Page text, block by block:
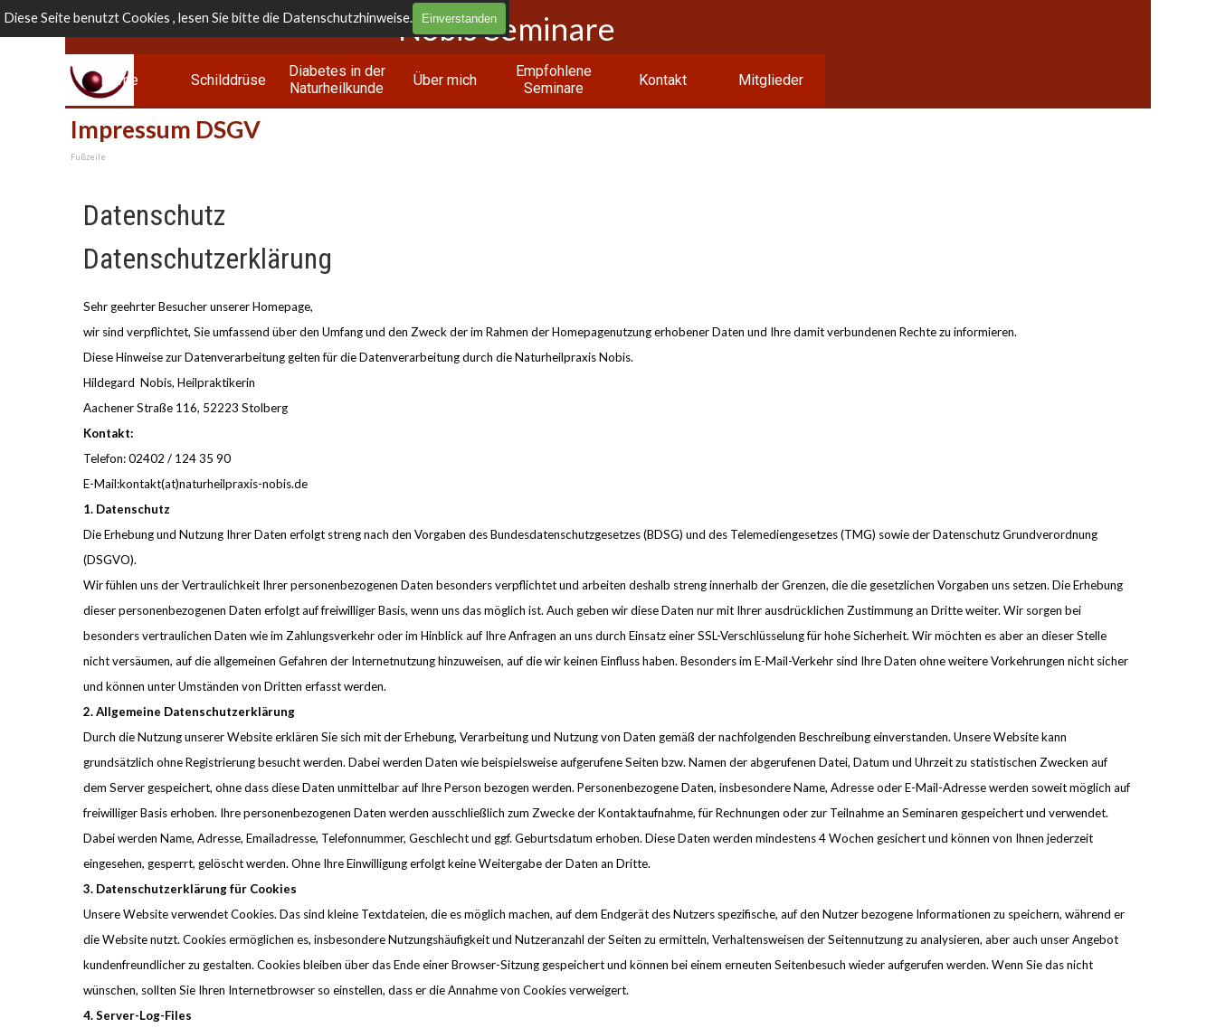
Diese Seite benutzt Cookies , lesen Sie bitte die Datenschutzhinweise. Einverstanden
Nobis Seminare
Menü überspringen
Home Schilddrüse
Diabetes in der
Naturheilkunde
Über mich
Empfohlene
Seminare
Kontakt Mitglieder
Impressum DSGV
Fußzeile
Datenschutz
Datenschutzerklärung
Sehr geehrter Besucher unserer Homepage,
wir sind verpflichtet, Sie umfassend über den Umfang und den Zweck der im Rahmen der Homepagenutzung erhobener Daten und Ihre damit verbundenen Rechte zu informieren.
Diese Hinweise zur Datenverarbeitung gelten für die Datenverarbeitung durch die Naturheilpraxis Nobis.
Hildegard Nobis, Heilpraktikerin
Aachener Straße 116, 52223 Stolberg
Kontakt:
Telefon: 02402 / 124 35 90
E-Mail:kontakt(at)naturheilpraxis-nobis.de
1. Datenschutz
Die Erhebung und Nutzung Ihrer Daten erfolgt streng nach den Vorgaben des Bundesdatenschutzgesetzes (BDSG) und des Telemediengesetzes (TMG) sowie der Datenschutz Grundverordnung
(DSGVO).
Wir fühlen uns der Vertraulichkeit Ihrer personenbezogenen Daten besonders verpflichtet und arbeiten deshalb streng innerhalb der Grenzen, die die gesetzlichen Vorgaben uns setzen. Die Erhebung
dieser personenbezogenen Daten erfolgt auf freiwilliger Basis, wenn uns das möglich ist. Auch geben wir diese Daten nur mit Ihrer ausdrücklichen Zustimmung an Dritte weiter. Wir sorgen bei
besonders vertraulichen Daten wie im Zahlungsverkehr oder im Hinblick auf Ihre Anfragen an uns durch Einsatz einer SSL-Verschlüsselung für hohe Sicherheit. Wir möchten es aber an dieser Stelle
nicht versäumen, auf die allgemeinen Gefahren der Internetnutzung hinzuweisen, auf die wir keinen Einfluss haben. Besonders im E-Mail-Verkehr sind Ihre Daten ohne weitere Vorkehrungen nicht sicher
und können unter Umständen von Dritten erfasst werden.
2. Allgemeine Datenschutzerklärung
Durch die Nutzung unserer Website erklären Sie sich mit der Erhebung, Verarbeitung und Nutzung von Daten gemäß der nachfolgenden Beschreibung einverstanden. Unsere Website kann
grundsätzlich ohne Registrierung besucht werden. Dabei werden Daten wie beispielsweise aufgerufene Seiten bzw. Namen der abgerufenen Datei, Datum und Uhrzeit zu statistischen Zwecken auf
dem Server gespeichert, ohne dass diese Daten unmittelbar auf Ihre Person bezogen werden. Personenbezogene Daten, insbesondere Name, Adresse oder E-Mail-Adresse werden soweit möglich auf
freiwilliger Basis erhoben. Ihre personenbezogenen Daten werden ausschließlich zum Zwecke der Kontaktaufnahme, für Rechnungen oder zur Teilnahme an Seminaren gespeichert und verwendet.
Dabei werden Name, Adresse, Emailadresse, Telefonnummer, Geschlecht und ggf. Geburtsdatum erhoben. Diese Daten werden mindestens 4 Wochen gesichert und können von Ihnen jederzeit
eingesehen, gesperrt, gelöscht werden. Ohne Ihre Einwilligung erfolgt keine Weitergabe der Daten an Dritte.
3. Datenschutzerklärung für Cookies
Unsere Website verwendet Cookies. Das sind kleine Textdateien, die es möglich machen, auf dem Endgerät des Nutzers spezifische, auf den Nutzer bezogene Informationen zu speichern, während er
die Website nutzt. Cookies ermöglichen es, insbesondere Nutzungshäufigkeit und Nutzeranzahl der Seiten zu ermitteln, Verhaltensweisen der Seitennutzung zu analysieren, aber auch unser Angebot
kundenfreundlicher zu gestalten. Cookies bleiben über das Ende einer Browser-Sitzung gespeichert und können bei einem erneuten Seitenbesuch wieder aufgerufen werden. Wenn Sie das nicht
wünschen, sollten Sie Ihren Internetbrowser so einstellen, dass er die Annahme von Cookies verweigert.
4. Server-Log-Files